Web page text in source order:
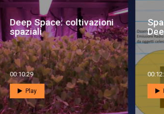
Lo Spazio in Tasca -
Trailer
00:00:45
Play